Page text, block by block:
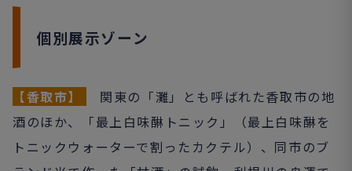
個別展示ゾーン
【香取市】
関東の「灘」とも呼ばれた香取市の地
酒のほか、「最上白味醂トニック」（最上白味醂を
トニックウォーターで割ったカクテル）、同市のブ